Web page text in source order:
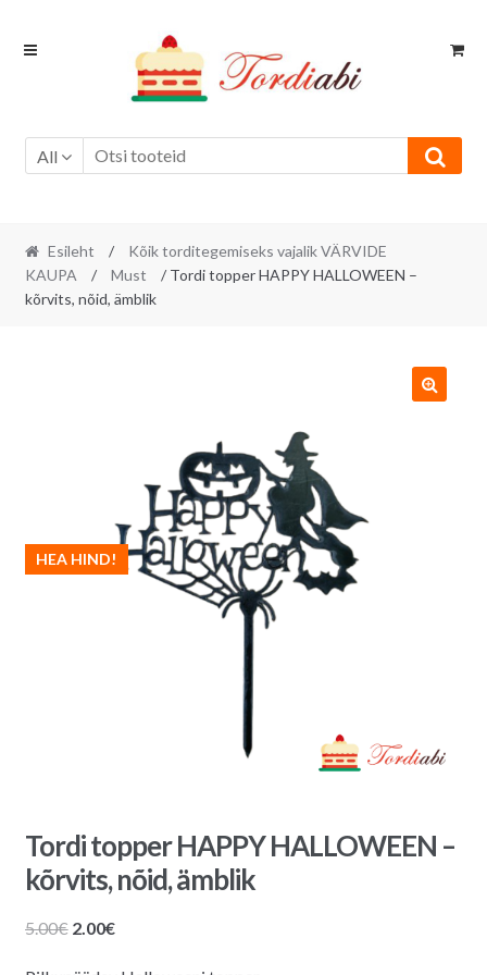
Skip
Skip
All
Esileht /
Kõik torditegemiseks vajalik VÄRVIDE
KAUPA
/ Must
/ Tordi topper HAPPY HALLOWEEN –
kõrvits, nõid, ämblik
HEA HIND!
Tordi topper HAPPY HALLOWEEN –
kõrvits, nõid, ämblik
5.00€ Algne
2.00€Praegune